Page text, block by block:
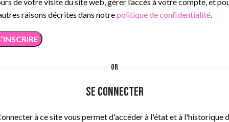
raisons décrites dans notrepolitique de confidentialité.
OR
Se connecter
à ce site vous permet d'accéder à l'état et à l'historique